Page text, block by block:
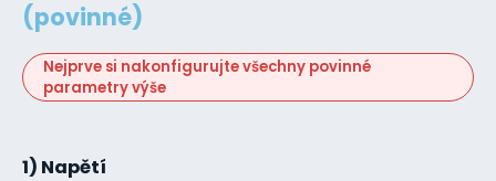
(povinné)
Nejprve si nakonfigurujte všechny povinné
parametry výše
1) Napětí